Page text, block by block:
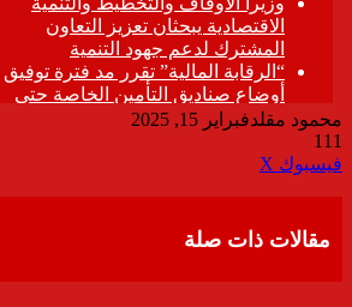
محمود مقلدفبراير 15, 2025
111
فيسبوك ‫X
مقالات ذات صلة